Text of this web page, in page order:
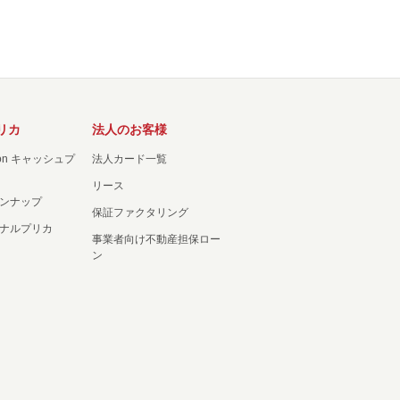
カ
キャッシュプ
ナップ
ルプリカ
法人のお客様
法人カード一覧
リース
保証ファクタリング
事業者向け不動産担保ロー
ン